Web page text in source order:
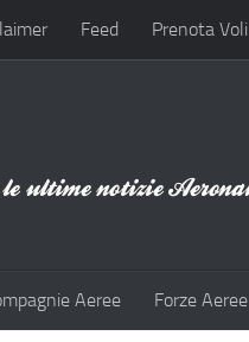
Feed Prenota Voli
Aeree Forze Aeree